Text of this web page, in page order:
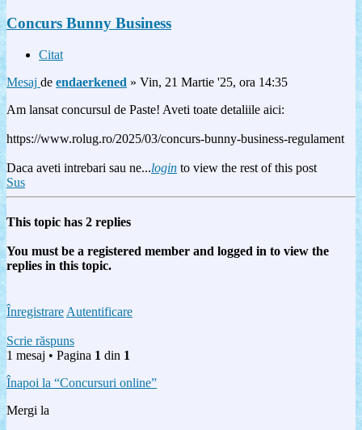
Concurs Bunny Business
Citat
Mesaj de endaerkened » Vin, 21 Martie '25, ora 14:35
Am lansat concursul de Paste! Aveti toate detaliile aici:
https://www.rolug.ro/2025/03/concurs-bunny-business-regulament
Daca aveti intrebari sau ne...login to view the rest of this post
Sus
This topic has 2 replies
You must be a registered member and logged in to view the
replies in this topic.
Înregistrare Autentificare
Scrie răspuns
1 mesaj • Pagina 1 din 1
Înapoi la “Concursuri online”
Mergi la